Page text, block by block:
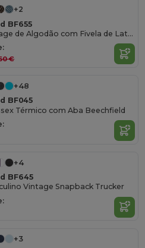
+2
BF655
Boné Vintage de Algodão com Fivela de Latão
€
+48
BF045
Térmico com Aba Beechfield
+4
BF645
Vintage Snapback Trucker
+3